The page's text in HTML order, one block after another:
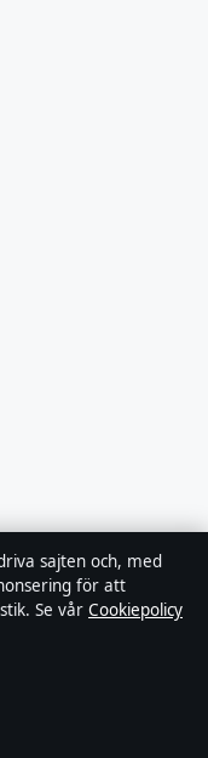
sajten och, med
för att
Se vår Cookiepolicy